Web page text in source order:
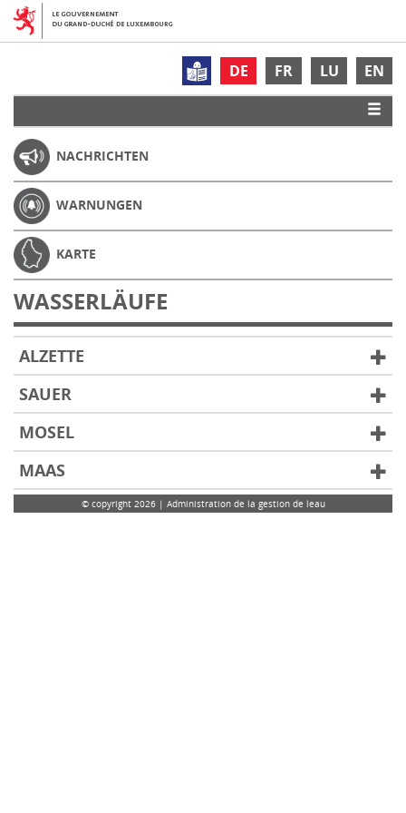
DE FR LU EN
NACHRICHTEN
WARNUNGEN
KARTE
WASSERLÄUFE
ALZETTE
SAUER
MOSEL
MAAS
© copyright 2026 | Administration de la gestion de leau